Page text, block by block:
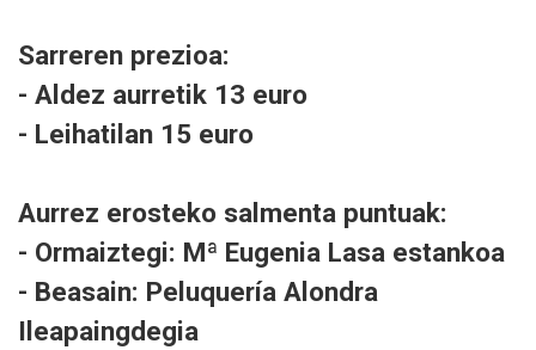
Sarreren prezioa:
- Aldez aurretik 13 euro
- Leihatilan 15 euro
Aurrez erosteko salmenta puntuak:
- Ormaiztegi: Mª Eugenia Lasa estankoa
- Beasain: Peluquería Alondra
Ileapaingdegia